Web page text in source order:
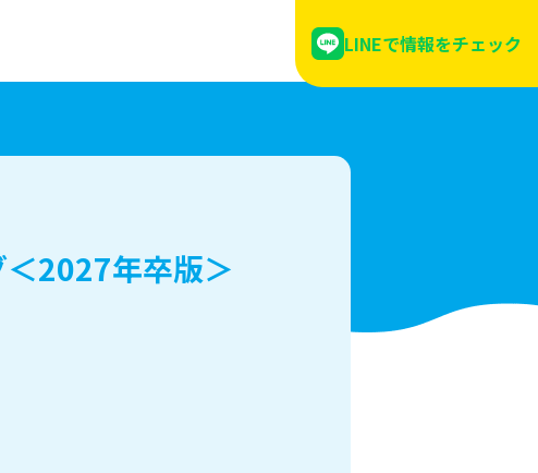
LINEで情報をチェック
2027年卒版＞